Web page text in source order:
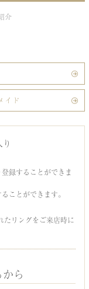
介
イド
録することができま
ことができます。
たリングをご来店時に
ら